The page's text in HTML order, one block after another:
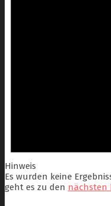
Hinweis
Es wurden keine
geht es zu den nächsten